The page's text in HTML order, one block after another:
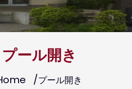
プール開き
プール開き